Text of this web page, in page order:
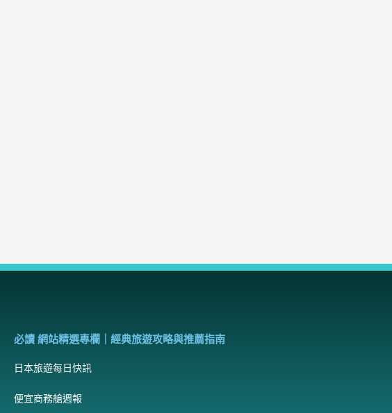
必讀 網站精選專欄｜經典旅遊攻略與推薦指南
日本旅遊每日快訊
便宜商務艙週報